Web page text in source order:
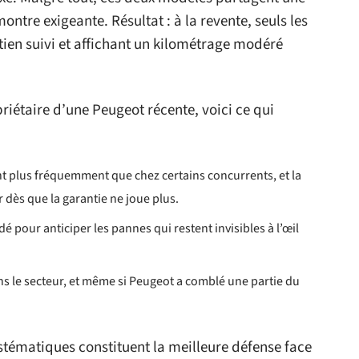
exigeante. Résultat : à la revente, seuls les
suivi et affichant un kilométrage modéré
d’une Peugeot récente, voici ce qui
plus fréquemment que chez certains concurrents, et la
que la garantie ne joue plus.
pour anticiper les pannes qui restent invisibles à l’œil
le secteur, et même si Peugeot a comblé une partie du
constituent la meilleure défense face